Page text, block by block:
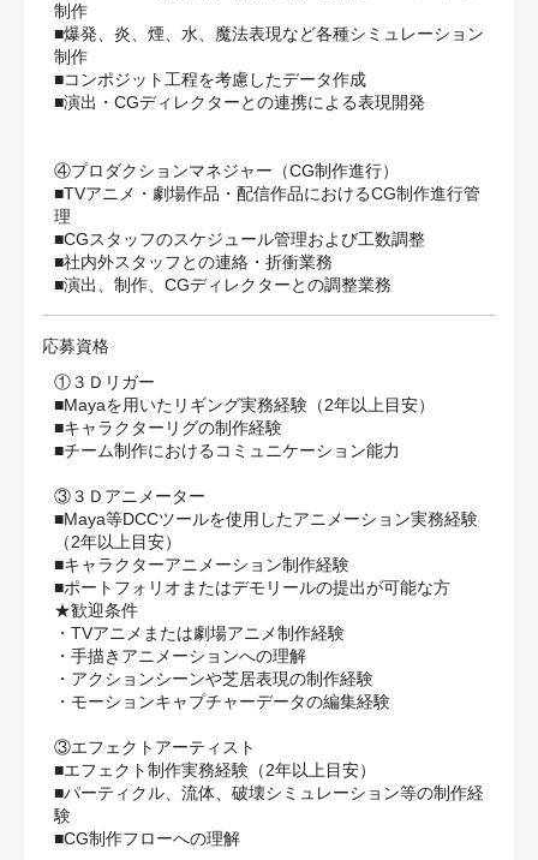
制作
■爆発、炎、煙、水、魔法表現など各種シミュレーション
制作
■コンポジット工程を考慮したデータ作成
■演出・CGディレクターとの連携による表現開発
④プロダクションマネジャー（CG制作進行）
■TVアニメ・劇場作品・配信作品におけるCG制作進行管
理
■CGスタッフのスケジュール管理および工数調整
■社内外スタッフとの連絡・折衝業務
■演出、制作、CGディレクターとの調整業務
応募資格
①３Ｄリガー
■Mayaを用いたリギング実務経験（2年以上目安）
■キャラクターリグの制作経験
■チーム制作におけるコミュニケーション能力
③３Ｄアニメーター
■Maya等DCCツールを使用したアニメーション実務経験
（2年以上目安）
■キャラクターアニメーション制作経験
■ポートフォリオまたはデモリールの提出が可能な方
★歓迎条件
・TVアニメまたは劇場アニメ制作経験
・手描きアニメーションへの理解
・アクションシーンや芝居表現の制作経験
・モーションキャプチャーデータの編集経験
③エフェクトアーティスト
■エフェクト制作実務経験（2年以上目安）
■パーティクル、流体、破壊シミュレーション等の制作経
験
■CG制作フローへの理解